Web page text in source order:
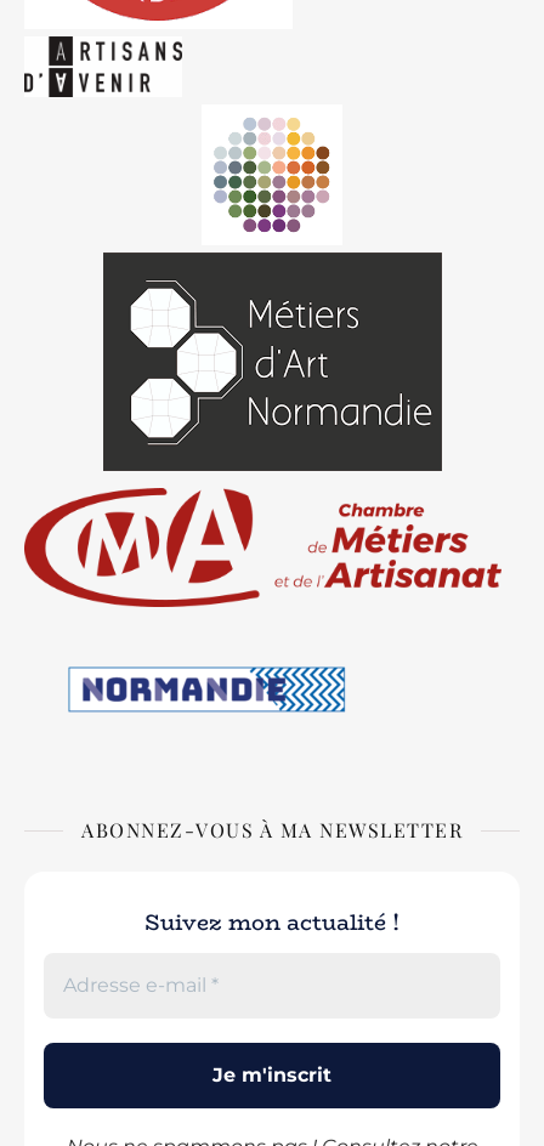
ABONNEZ-VOUS À MA NEWSLETTER
Suivez mon actualité !